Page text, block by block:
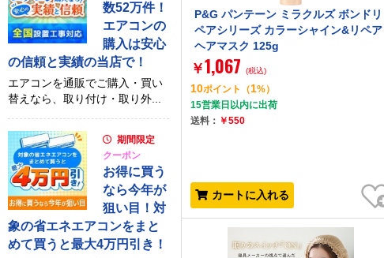
P&G パンテーン ミラクルズ ボンドリ
ペアシリーズ カラーシャイン&リペア
ヘアマスク 125g
￥1,067 (税込)
10ポイント （1%）
15営業日以内に出荷
送料： ￥550
カートに入れる
お気に入り
数52万件！
エアコンの
購入は安心
の信頼と実績の当店で！
エアコンを通販でご購入・買い
替えなら、取り付け・取り外...
期間限定
クーポン
お得に買う
なら今年が
狙い目！対
象の省エネエアコンをまと
めて買うと最大4万円引き！